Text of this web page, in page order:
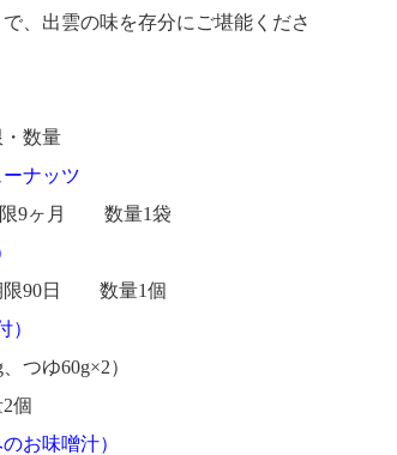
、出雲の味を存分にご堪能くださ
数量
ーナッツ
9ヶ月 数量1袋
90日 数量1個
）
、つゆ60g×2）
個
のお味噌汁）